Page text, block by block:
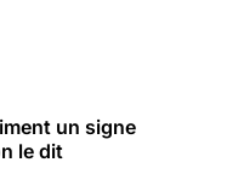
un signe
le dit